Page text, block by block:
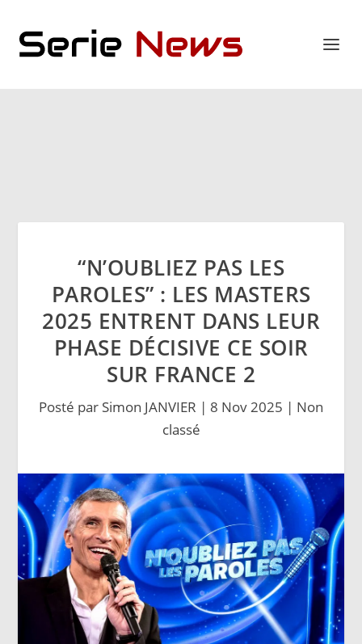
“N’OUBLIEZ PAS LES
PAROLES” : LES MASTERS
2025 ENTRENT DANS LEUR
PHASE DÉCISIVE CE SOIR
SUR FRANCE 2
Posté par Simon JANVIER | 8 Nov 2025 | Non
classé